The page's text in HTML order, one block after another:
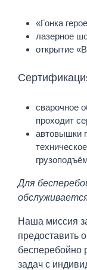
«Гонка
лазерное
открытие
сварочное
проходит
автовышки
Для
Наша миссия
предоставить
бесперебойно
задач с